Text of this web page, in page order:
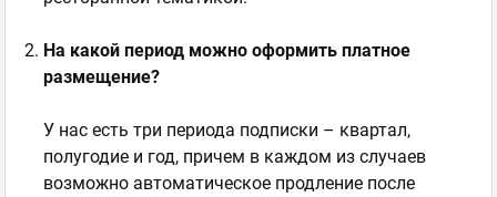
На какой период можно оформить платное
размещение?
У нас есть три периода подписки – квартал,
полугодие и год, причем в каждом из случаев
возможно автоматическое продление после